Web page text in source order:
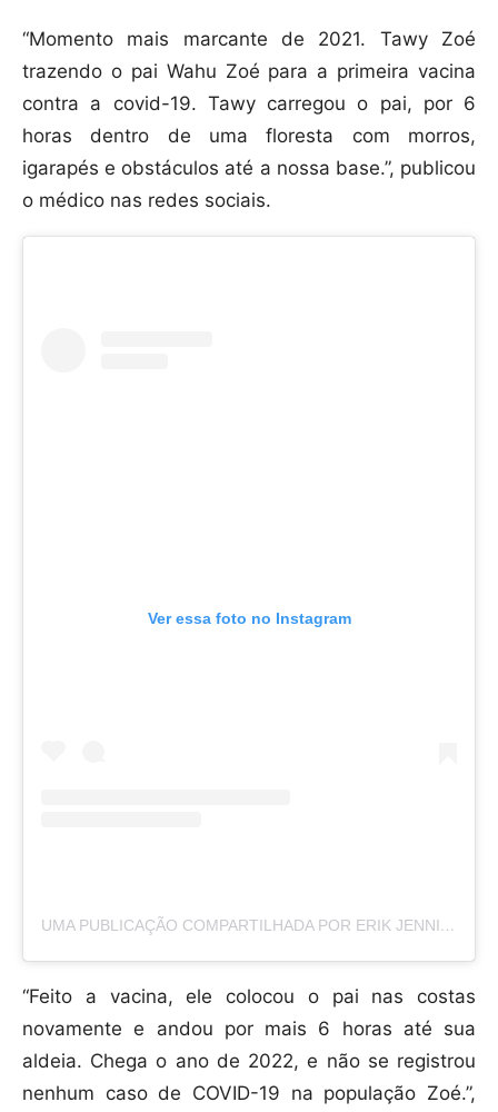
“Momento mais marcante de 2021. Tawy Zoé
trazendo o pai Wahu Zoé para a primeira vacina
contra a covid-19. Tawy carregou o pai, por 6
horas dentro de uma floresta com morros,
igarapés e obstáculos até a nossa base.”, publicou
o médico nas redes sociais.
Ver essa foto no Instagram
UMA PUBLICAÇÃO COMPARTILHADA POR ERIK JENNINGS (@ERIKJENNINGSSIMOES)
“Feito a vacina, ele colocou o pai nas costas
novamente e andou por mais 6 horas até sua
aldeia. Chega o ano de 2022, e não se registrou
nenhum caso de COVID-19 na população Zoé.”,